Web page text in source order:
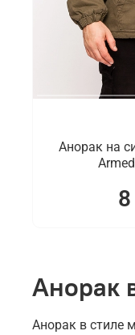
Анорак на
Анорак
Анорак в стиле